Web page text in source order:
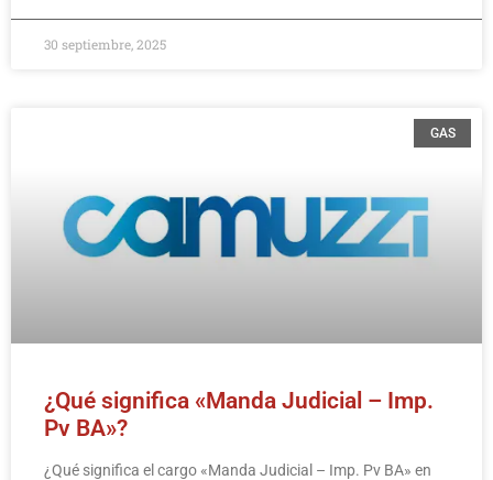
30 septiembre, 2025
GAS
¿Qué significa «Manda Judicial – Imp.
Pv BA»?
¿Qué significa el cargo «Manda Judicial – Imp. Pv BA» en